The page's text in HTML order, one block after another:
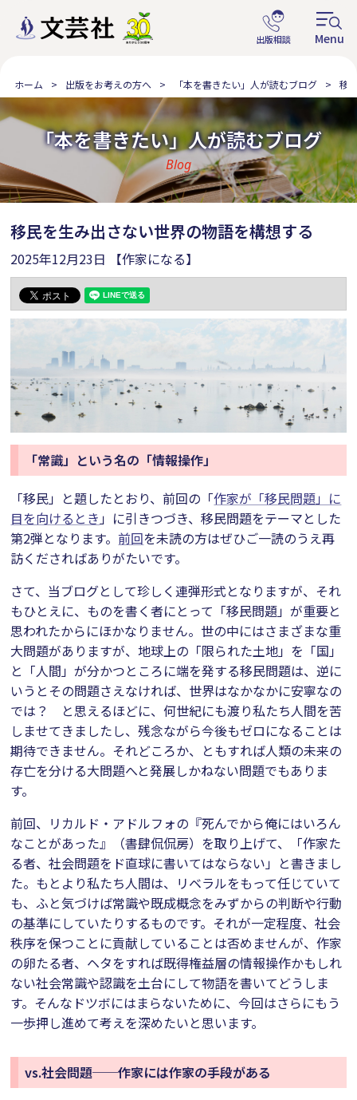
ホーム 出版をお考えの方へ 「本を書きたい」人が読むブログ 移
「本を書きたい」人が読むブログ
Blog
移民を生み出さない世界の物語を構想する
2025年12月23日 【作家になる】
「常識」という名の「情報操作」
「移民」と題したとおり、前回の「作家が「移民問題」に
目を向けるとき」に引きつづき、移民問題をテーマとした
第2弾となります。前回を未読の方はぜひご一読のうえ再
訪くださればありがたいです。
さて、当ブログとして珍しく連弾形式となりますが、それ
もひとえに、ものを書く者にとって「移民問題」が重要と
思われたからにほかなりません。世の中にはさまざまな重
大問題がありますが、地球上の「限られた土地」を「国」
と「人間」が分かつところに端を発する移民問題は、逆に
いうとその問題さえなければ、世界はなかなかに安寧なの
では？ と思えるほどに、何世紀にも渡り私たち人間を苦
しませてきましたし、残念ながら今後もゼロになることは
期待できません。それどころか、ともすれば人類の未来の
存亡を分ける大問題へと発展しかねない問題でもありま
す。
前回、リカルド・アドルフォの『死んでから俺にはいろん
なことがあった』（書肆侃侃房）を取り上げて、「作家た
る者、社会問題をド直球に書いてはならない」と書きまし
た。もとより私たち人間は、リベラルをもって任じていて
も、ふと気づけば常識や既成概念をみずからの判断や行動
の基準にしていたりするものです。それが一定程度、社会
秩序を保つことに貢献していることは否めませんが、作家
の卵たる者、ヘタをすれば既得権益層の情報操作かもしれ
ない社会常識や認識を土台にして物語を書いてどうしま
す。そんなドツボにはまらないために、今回はさらにもう
一歩押し進めて考えを深めたいと思います。
vs.社会問題──作家には作家の手段がある